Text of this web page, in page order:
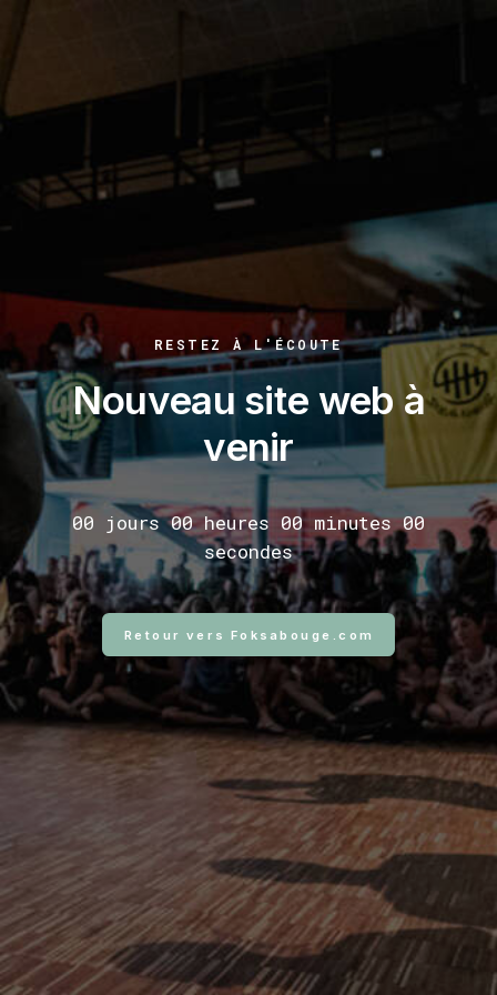
RESTEZ À L'ÉCOUTE
Nouveau site web à
venir
00 jours 00heures 00 minutes 00
secondes
Retour vers Foksabouge.com